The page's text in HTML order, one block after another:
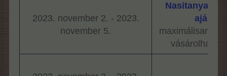
2023. november 2. - 2023.
november 5.
Nasitanya
ajánlat
maximálisan 5